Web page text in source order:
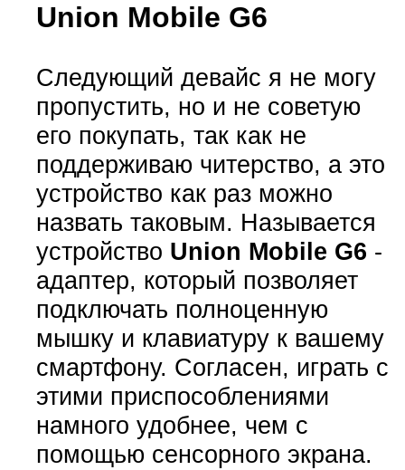
Union Mobile G6
Следующий девайс я не могу
пропустить, но и не советую
его покупать, так как не
поддерживаю читерство, а это
устройство как раз можно
назвать таковым. Называется
устройство Union Mobile G6 -
адаптер, который позволяет
подключать полноценную
мышку и клавиатуру к вашему
смартфону. Согласен, играть с
этими приспособлениями
намного удобнее, чем с
помощью сенсорного экрана.